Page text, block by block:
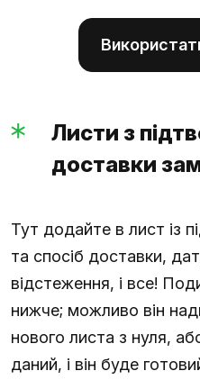
Листи з
доставки
Тут додайте в лист із
та спосіб доставки,
відстеження, і все!
нижче; можливо він
нового листа з нуля,
даний, і він буде